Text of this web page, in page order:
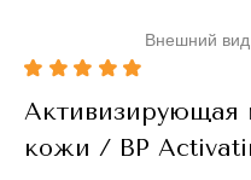
Внешний вид
Активизирующая
кожи / BP